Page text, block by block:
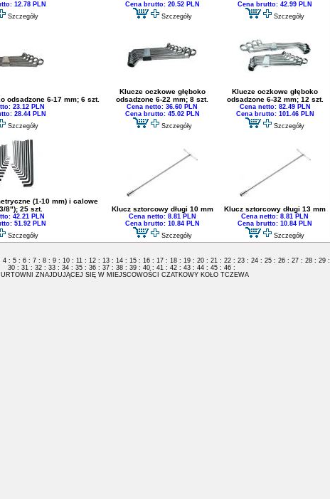
12.78 PLN
Szczegóły
Cena brutto: 20.52 PLN
Szczegóły
Cena brutto: 42.99 PLN
Szczegóły
odsadzone 6-17 mm; 6 szt.
23.12 PLN
28.44 PLN
Szczegóły
Klucze oczkowe głęboko
odsadzone 6-22 mm; 8 szt.
Cena netto: 36.60 PLN
Cena brutto: 45.02 PLN
Szczegóły
Klucze oczkowe głęboko
odsadzone 6-32 mm; 12 szt.
Cena netto: 82.49 PLN
Cena brutto: 101.46 PLN
Szczegóły
(1-10 mm) i calowe
8"); 25 szt.
42.21 PLN
51.92 PLN
Szczegóły
Klucz sztorcowy długi 10 mm
Cena netto: 8.81 PLN
Cena brutto: 10.84 PLN
Szczegóły
Klucz sztorcowy długi 13 mm
Cena netto: 8.81 PLN
Cena brutto: 10.84 PLN
Szczegóły
4 : 5 : 6 : 7 : 8 : 9 : 10 : 11 : 12 : 13 : 14 : 15 : 16 : 17 : 18 : 19 : 20 : 21 : 22 : 23 : 24 : 25 : 26 : 27 : 28 : 29 :
30 : 31 : 32 : 33 : 34 : 35 : 36 : 37 : 38 : 39 : 40 : 41 : 42 : 43 : 44 : 45 : 46 :
ZNAJDUJĄCEJ SIĘ W MIEJSCOWOŚCI CZATKOWY KOŁO TCZEWA